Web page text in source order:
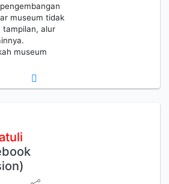
museum tidak
tampilan, alur
museum